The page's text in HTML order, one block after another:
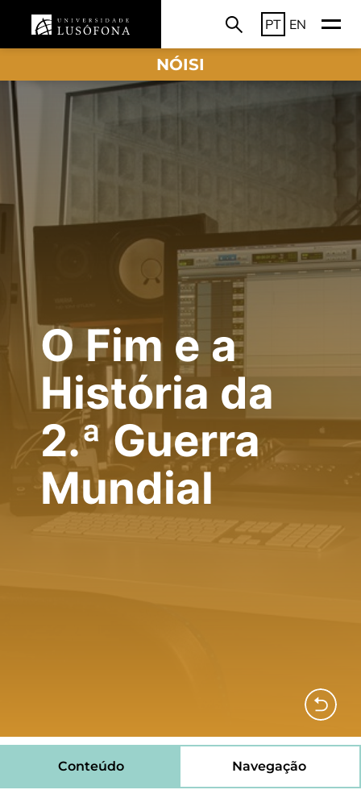
PT EN
NÓISI
O Fim e a
História da
2.ª Guerra
Mundial
Conteúdo Navegação